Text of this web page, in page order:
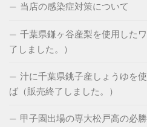
当店の感染症対策について
千葉県鎌ヶ谷産梨を使用した
了しました。）
汁に千葉県銚子産しょうゆを
ば（販売終了しました。）
甲子園出場の専大松戸高の必